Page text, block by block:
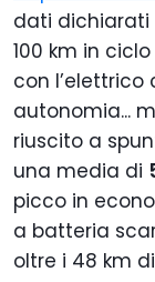
dati dichiarati
100 km in
con l’elettrico
autonomia...
riuscito a
una media di
picco in
a batteria
oltre i 48 km